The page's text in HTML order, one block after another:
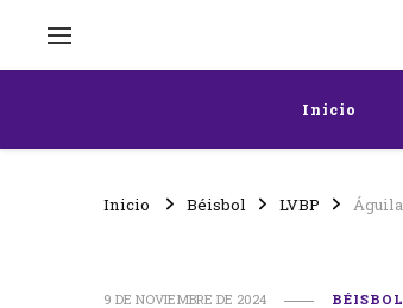
Inicio
Inicio Béisbol LVBP
9 DE NOVIEMBRE DE 2024 BÉISBOL